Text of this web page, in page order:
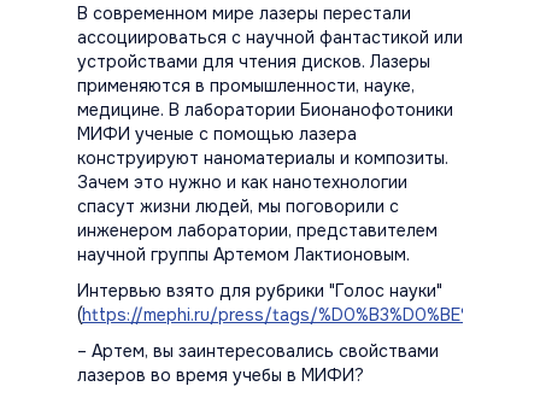
В современном мире лазеры перестали
ассоциироваться с научной фантастикой или
устройствами для чтения дисков. Лазеры
применяются в промышленности, науке,
медицине. В лаборатории Бионанофотоники
МИФИ ученые с помощью лазера
конструируют наноматериалы и композиты.
Зачем это нужно и как нанотехнологии
спасут жизни людей, мы поговорили с
инженером лаборатории, представителем
научной группы Артемом Лактионовым.
Интервью взято для рубрики "Голос науки"
(https://mephi.ru/press/tags/
– Артем, вы заинтересовались свойствами
лазеров во время учебы в МИФИ?